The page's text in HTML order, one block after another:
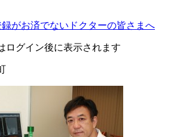
がお済でないドクターの皆さまへ
ログイン後に表示されます